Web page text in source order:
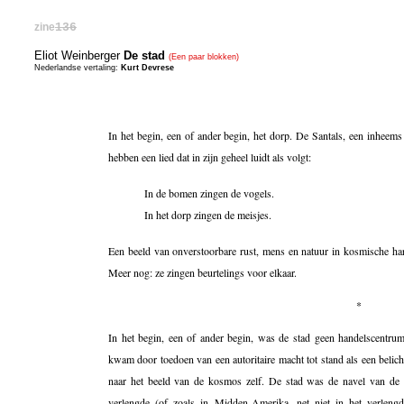
zine136
Eliot Weinberger De stad (Een paar blokken)
Nederlandse vertaling: Kurt Devrese
In het begin, een of ander begin, het dorp. De Santals, een
hebben een lied dat in zijn geheel luidt als volgt:
In de bomen zingen de vogels.
In het dorp zingen de meisjes.
Een beeld van onverstoorbare rust, mens en natuur in kosmische
Meer nog: ze zingen beurtelings voor elkaar.
*
In het begin, een of ander begin, was de stad geen
kwam door toedoen van een autoritaire macht tot stand als een
naar het beeld van de kosmos zelf. De stad was de navel van